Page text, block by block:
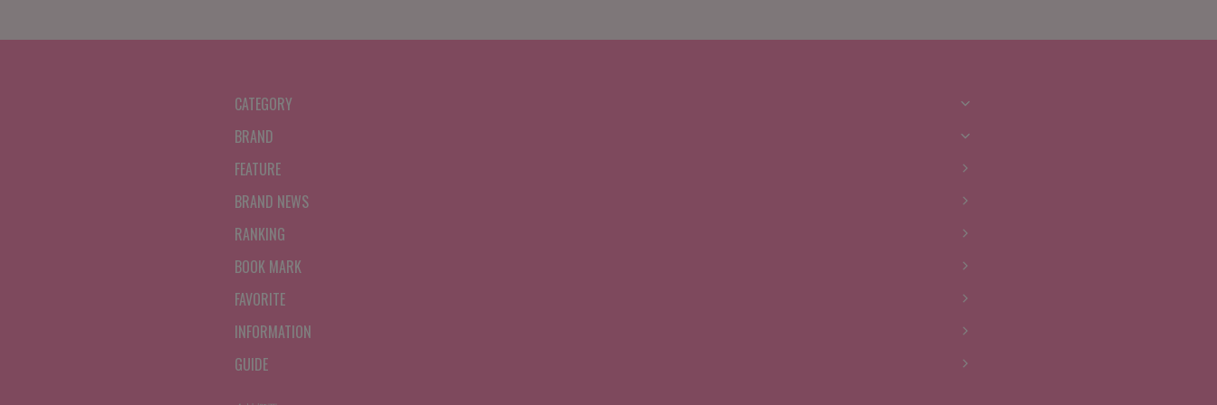
CATEGORY
BRAND
FEATURE
BRAND NEWS
RANKING
BOOK MARK
FAVORITE
INFORMATION
GUIDE